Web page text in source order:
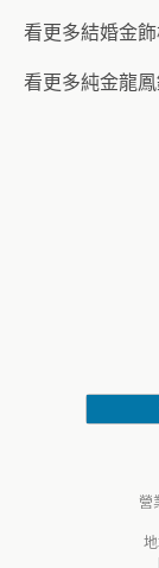
看更多結婚金
看更多純金龍
營